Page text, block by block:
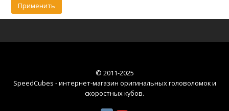
© 2011-2025
SpeedCubes - интернет-магазин оригинальных головоломок и
скоростных кубов.